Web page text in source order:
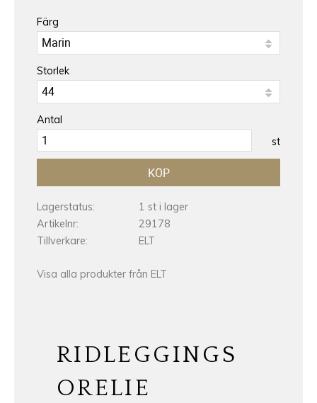
Färg
Storlek
Antal
st
KÖP
Lagerstatus
1 st i lager
Artikelnr
29178
Tillverkare
ELT
Visa alla produkter från ELT
RIDLEGGINGS
ORELIE